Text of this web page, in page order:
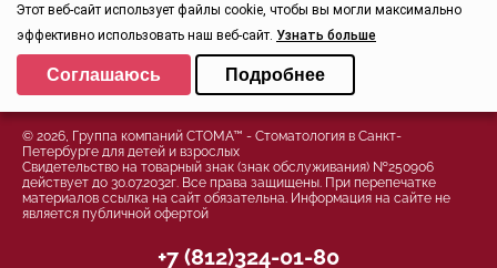
Задать вопрос
Контроль качества
© 2026, Группа компаний СТОМА™ - Стоматология в Санкт-
Петербурге для детей и взрослых
Свидетельство на товарный знак (знак обслуживания) №250906
действует до 30.07.2032г. Все права защищены. При перепечатке
материалов ссылка на сайт обязательна. Информация на сайте не
является публичной офертой
+7 (812)324-01-80
Этот веб-сайт использует файлы cookie, чтобы вы могли максимально
эффективно использовать наш веб-сайт. Узнать больше
Выберите настройки cookie
Минимальные
Соглашаюсь Подробнее